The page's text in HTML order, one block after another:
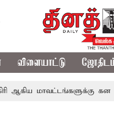
விளையாட்டு
கன மழை